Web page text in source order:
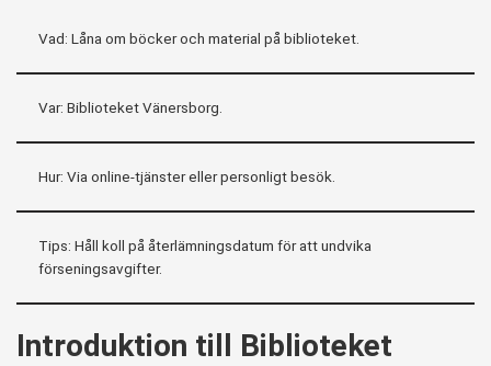
Vad: Låna om böcker och material på biblioteket.
Var: Biblioteket Vänersborg.
Hur: Via online-tjänster eller personligt besök.
Tips: Håll koll på återlämningsdatum för att undvika
förseningsavgifter.
Introduktion till Biblioteket